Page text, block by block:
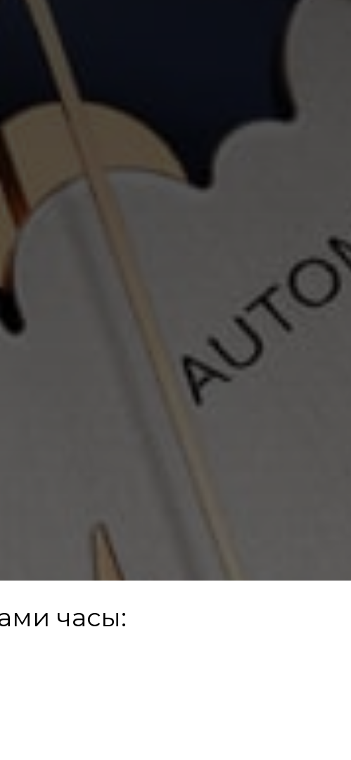
часы: